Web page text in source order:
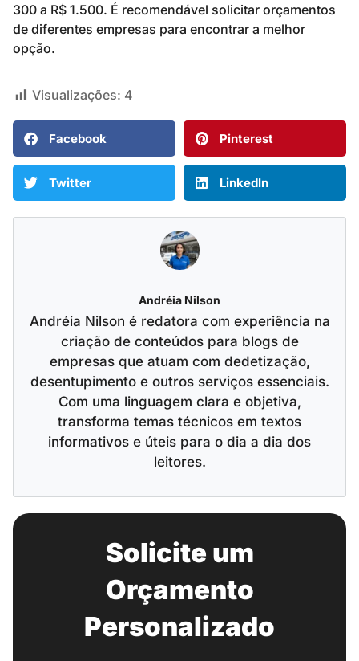
300 a R$ 1.500. É recomendável solicitar orçamentos
de diferentes empresas para encontrar a melhor
opção.
Visualizações: 4
Facebook Pinterest
Twitter LinkedIn
Andréia Nilson
Andréia Nilson é redatora com experiência na
criação de conteúdos para blogs de
empresas que atuam com dedetização,
desentupimento e outros serviços essenciais.
Com uma linguagem clara e objetiva,
transforma temas técnicos em textos
informativos e úteis para o dia a dia dos
leitores.
Solicite um
Orçamento
Personalizado